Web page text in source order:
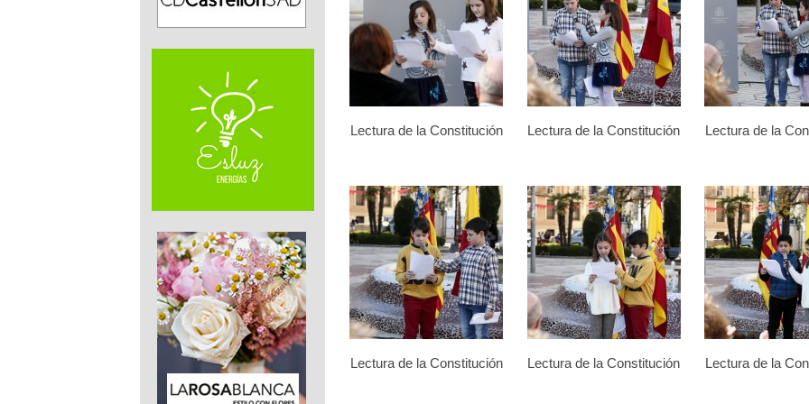
Lectura de la Constitución Lectura de la Constitución Lectura de la
Lectura de la Constitución Lectura de la Constitución Lectura de la